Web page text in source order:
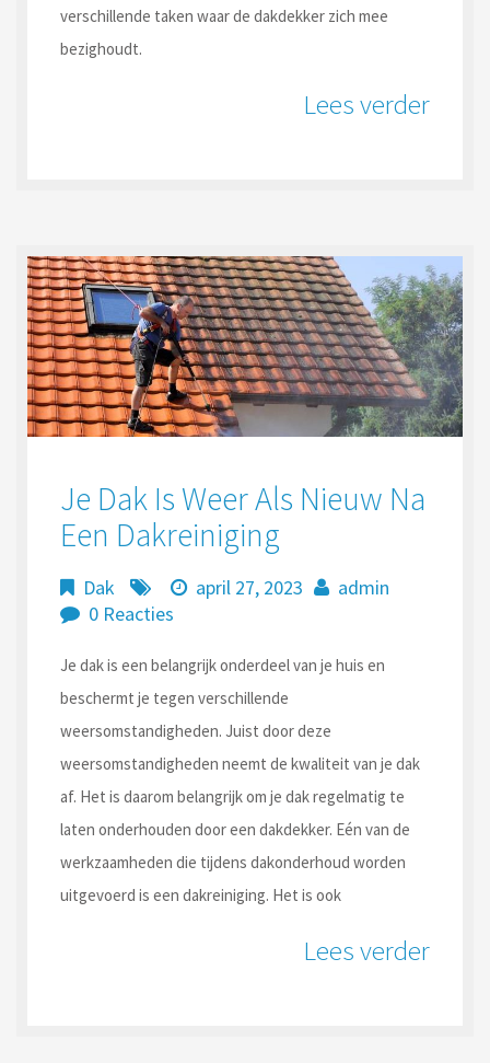
verschillende taken waar de dakdekker zich mee
bezighoudt.
Lees verder
Je Dak Is Weer Als Nieuw Na
Een Dakreiniging
Dak april 27, 2023
admin
0 Reacties
Je dak is een belangrijk onderdeel van je huis en
beschermt je tegen verschillende
weersomstandigheden. Juist door deze
weersomstandigheden neemt de kwaliteit van je dak
af. Het is daarom belangrijk om je dak regelmatig te
laten onderhouden door een dakdekker. Eén van de
werkzaamheden die tijdens dakonderhoud worden
uitgevoerd is een dakreiniging. Het is ook
Lees verder